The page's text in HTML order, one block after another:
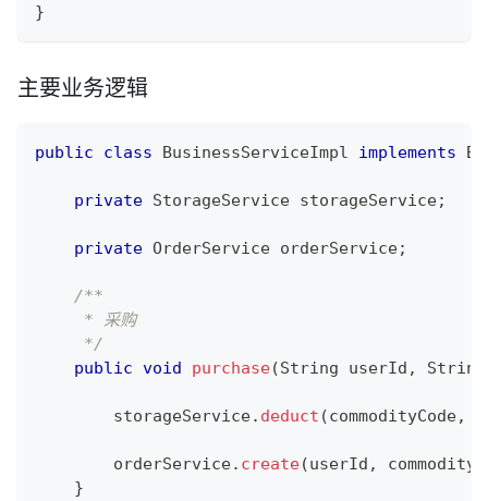
}
主要业务逻辑
public class BusinessServiceImpl implements
private StorageService storageService;
private OrderService orderService;
/**
     * 采购
     */
public void purchase(String userId , String
        storageService
. deduct (commodityCode,
        orderService
. create(userId ,
}